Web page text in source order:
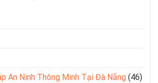
An Ninh Thông Minh Tại Đà Nẵng (46)